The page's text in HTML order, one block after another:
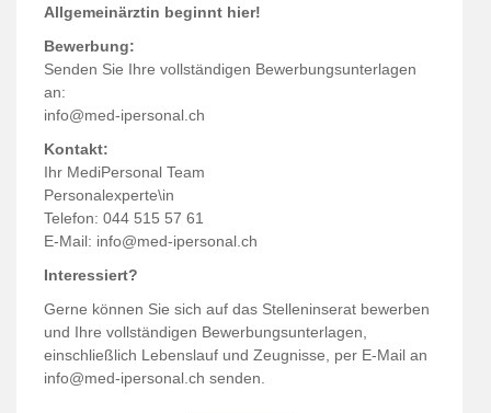
Allgemeinärztin beginnt hier!
Bewerbung:
Senden Sie Ihre vollständigen Bewerbungsunterlagen
an:
info@med-ipersonal.ch
Kontakt:
Ihr MediPersonal Team
Personalexperte\in
Telefon: 044 515 57 61
E-Mail: info@med-ipersonal.ch
Interessiert?
Gerne können Sie sich auf das Stelleninserat bewerben
und Ihre vollständigen Bewerbungsunterlagen,
einschließlich Lebenslauf und Zeugnisse, per E-Mail an
info@med-ipersonal.ch senden.